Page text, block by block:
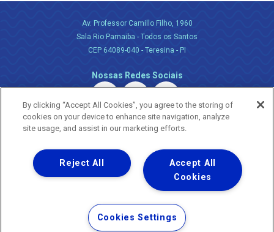
Av. Professor Camillo Filho, 1960
Sala Rio Parnaiba - Todos os Santos
CEP 64089-040 - Teresina - PI
Nossas Redes Sociais
Uma empresa
Copyright ® 2026 - Todos os Direitos Reservados.
Nossa natureza movimenta a vida
Termos Gerais de Uso de Sites e Aplicativos
Política de Privacidade e Proteção de Dados
By clicking “Accept All Cookies”, you agree to the storing of
cookies on your device to enhance site navigation, analyze
site usage, and assist in our marketing efforts.
Accept All
Cookies
Reject All
Cookies Settings